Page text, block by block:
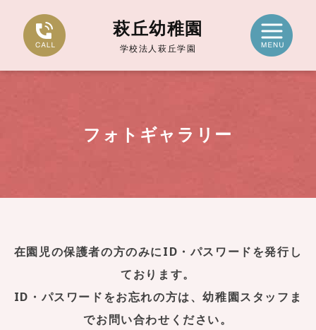
萩丘幼稚園
学校法人萩丘学園
フォトギャラリー
在園児の保護者の方のみにID・パスワードを発行し
ております。
ID・パスワードをお忘れの方は、幼稚園スタッフま
でお問い合わせください。